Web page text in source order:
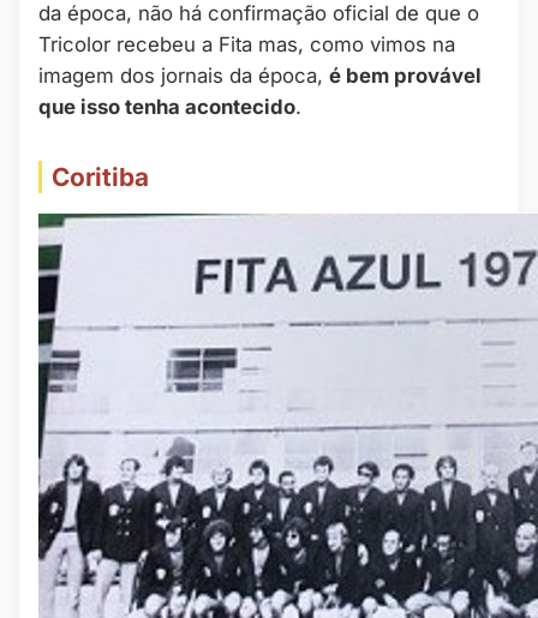
da época, não há confirmação oficial de que o
Tricolor recebeu a Fita mas, como vimos na
imagem dos jornais da época, é bem provável
que isso tenha acontecido.
Coritiba